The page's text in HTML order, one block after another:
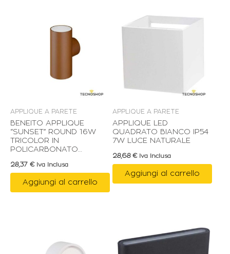
APPLIQUE A PARETE
BENEITO APPLIQUE
“SUNSET” ROUND 16W
TRICOLOR IN
POLICARBONATO
28,37 € Iva Inclusa
Aggiungi al carrello
APPLIQUE A PARETE
APPLIQUE LED
QUADRATO BIANCO IP54
7W LUCE NATURALE
28,68 € Iva Inclusa
Aggiungi al carrello